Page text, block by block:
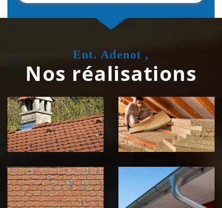
Ent. Adenot ,
Nos réalisations
Couvreur
zingueur 39
Jura
Isolation de
toiture 39
Jura
démoussage de
toiture 39
Jura
pose de
gouttière 39
Jura